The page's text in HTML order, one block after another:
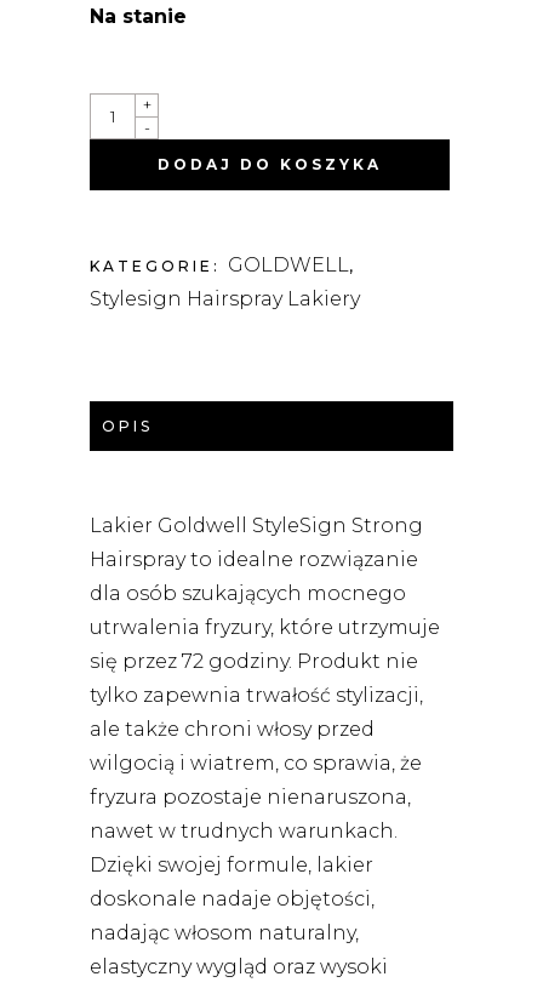
Na stanie
STYLESIGN
STRONG
HAIRSPRAY
MOCNY
LAKIER
DO
-
+
DODAJ DO KOSZYKA
KATEGORIE: GOLDWELL,
Stylesign Hairspray Lakiery
OPIS
Lakier Goldwell StyleSign Strong
Hairspray to idealne rozwiązanie
dla osób szukających mocnego
utrwalenia fryzury, które utrzymuje
się przez 72 godziny. Produkt nie
tylko zapewnia trwałość stylizacji,
ale także chroni włosy przed
wilgocią i wiatrem, co sprawia, że
fryzura pozostaje nienaruszona,
nawet w trudnych warunkach.
Dzięki swojej formule, lakier
doskonale nadaje objętości,
nadając włosom naturalny,
elastyczny wygląd oraz wysoki